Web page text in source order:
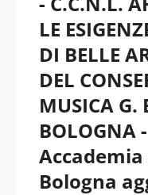
LE
DI BELLE
DEL
MUSICA
BOLOGNA
Bologna